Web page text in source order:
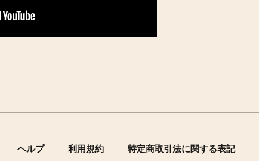
ヘルプ 利用規約 特定商取引法に関する表記